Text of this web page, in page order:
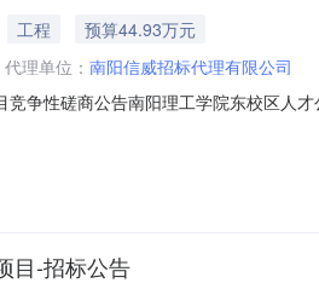
工程
预算44.93万元
代理单位： 南阳信威招标代理有限公司
争性磋商公告南阳理工学院东校区人
：NYXWCS-2025-132.项目名称：南
目-招标公告